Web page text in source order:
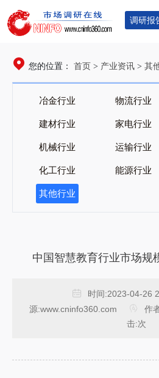
调研报
您的位置： 首页 > 产业资讯 > 其
冶金行业 物流行业
建材行业 家电行业
机械行业 运输行业
化工行业 能源行业
其他行业
中国智慧教育行业市场规
时间:2023-04-26
源:www.cninfo360.com 作
击:次